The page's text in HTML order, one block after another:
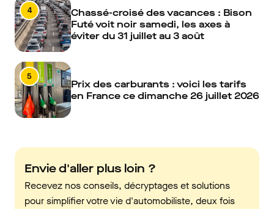
4
Chassé-croisé des vacances : Bison
Futé voit noir samedi, les axes à
éviter du 31 juillet au 3 août
5
Prix des carburants : voici les tarifs
en France ce dimanche 26 juillet 2026
Envie d'aller plus loin ?
Recevez nos conseils, décryptages et solutions
pour simplifier votre vie d'automobiliste, deux fois